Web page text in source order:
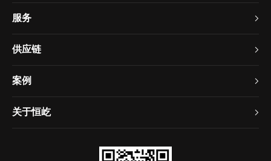
服务
供应链
案例
关于恒屹